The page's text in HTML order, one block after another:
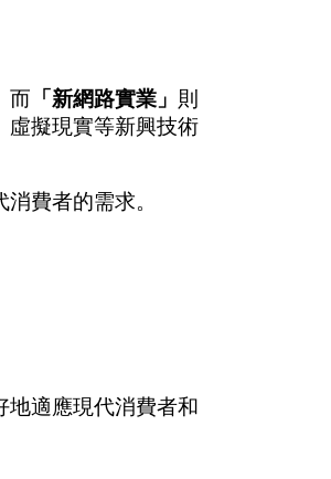
而 「新網路實業」 則
虛擬現實等新興技術
費者的需求。
適應現代消費者和